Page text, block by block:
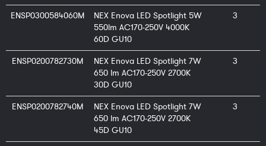
ENSP0300584060M
NEX Enova LED Spotlight 5W
550lm AC170-250V 4000K
60D GU10
3
ENSP0200782730M
NEX Enova LED Spotlight 7W
650 lm AC170-250V 2700K
30D GU10
3
ENSP0200782740M
NEX Enova LED Spotlight 7W
650 lm AC170-250V 2700K
45D GU10
3